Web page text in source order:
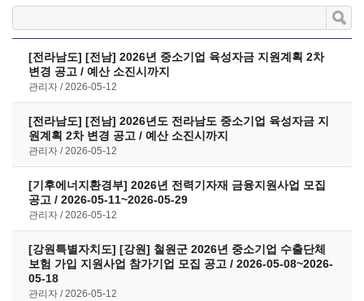
[전라남도] [전남] 2026년 중소기업 육성자금 지원계획 2차
변경 공고 / 예산 소진시까지
관리자 2026-05-12
[전라남도] [전남] 2026년도 전라남도 중소기업 육성자금 지
원계획 2차 변경 공고 / 예산 소진시까지
관리자 2026-05-12
[기후에너지환경부] 2026년 전력기자재 금융지원사업 모집
공고 / 2026-05-11~2026-05-29
관리자 2026-05-12
[강원특별자치도] [강원] 철원군 2026년 중소기업 수출단체
보험 가입 지원사업 참가기업 모집 공고 / 2026-05-08~2026-
05-18
관리자 2026-05-12